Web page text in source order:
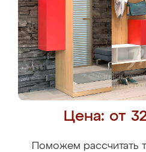
Цена: от
Поможем рассчитать